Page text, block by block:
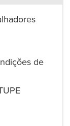
de